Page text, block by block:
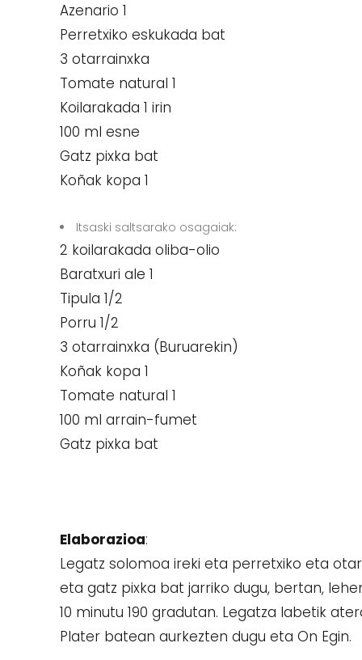
Azenario 1
Perretxiko eskukada bat
3 otarrainxka
Tomate natural 1
Koilarakada 1 irin
100 ml esne
Gatz pixka bat
Koñak kopa 1
Itsaski saltsarako osagaiak:
2 koilarakada oliba-olio
Baratxuri ale 1
Tipula 1/2
Porru 1/2
3 otarrainxka (Buruarekin)
Koñak kopa 1
Tomate natural 1
100 ml arrain-fumet
Gatz pixka bat
Elaborazioa:
Legatz solomoa ireki eta perretxiko eta
eta gatz pixka bat jarriko dugu, bertan,
10 minutu 190 gradutan. Legatza labetik
Plater batean aurkezten dugu eta On Egin.